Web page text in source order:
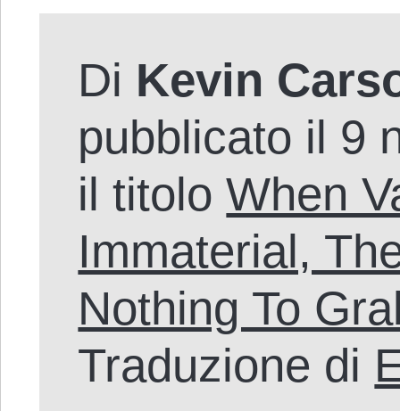
Di Kevin
pubblicato il 9
il titoloWhen
Immaterial,
Nothing To
Traduzione di